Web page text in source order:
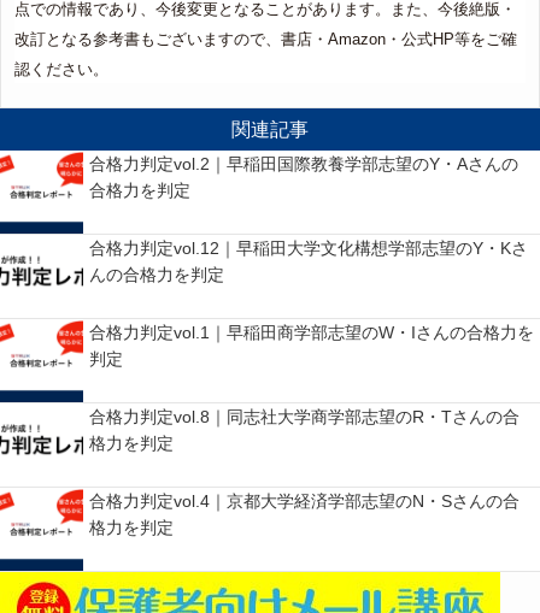
点での情報であり、今後変更となることがあります。また、今後絶版・
改訂となる参考書もございますので、書店・Amazon・公式HP等をご確
認ください。
関連記事
合格力判定vol.2｜早稲田国際教養学部志望のY・Aさんの
合格力を判定
合格力判定vol.12｜早稲田大学文化構想学部志望のY・Kさ
んの合格力を判定
合格力判定vol.1｜早稲田商学部志望のW・Iさんの合格力を
判定
合格力判定vol.8｜同志社大学商学部志望のR・Tさんの合
格力を判定
合格力判定vol.4｜京都大学経済学部志望のN・Sさんの合
格力を判定